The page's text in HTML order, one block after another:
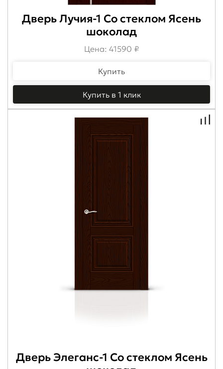
Дверь Лучия-1 Со стеклом Ясень
шоколад
Цена: 41590 ₽
Купить
Купить в 1 клик
Дверь Элеганс-1 Со стеклом Ясень